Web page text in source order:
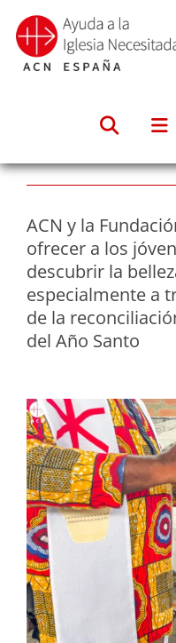
Saltar
contenido
ACN y la
ofrecer a los
descubrir la
especialmente a
de la
del Año Santo